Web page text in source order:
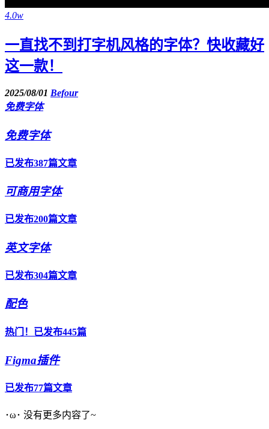
4.0w
一直找不到打字机风格的字体？快收藏好
这一款！
2025/08/01 Befour
免费字体
免费字体
已发布387篇文章
可商用字体
已发布200篇文章
英文字体
已发布304篇文章
配色
热门！已发布445篇
Figma插件
已发布77篇文章
･ω･ 没有更多内容了~